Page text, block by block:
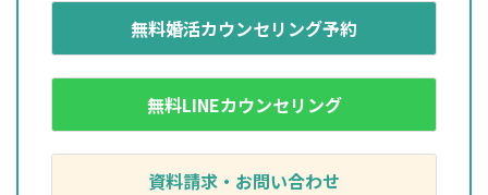
無料婚活カウンセリング予約
無料LINEカウンセリング
資料請求・お問い合わせ